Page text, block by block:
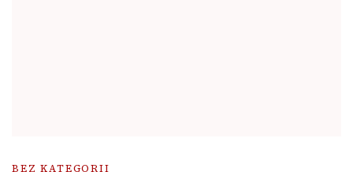
BEZ KATEGORII